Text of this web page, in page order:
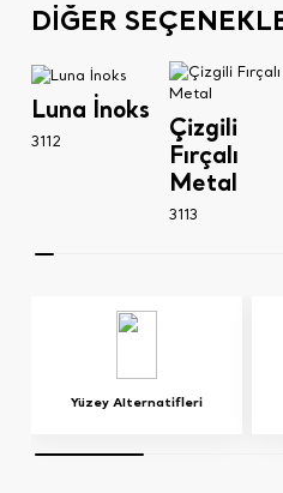
DİĞER
Luna İnoks
3112
Çizgili
Fırçalı
Metal
3113
Yüzey Alternatifleri